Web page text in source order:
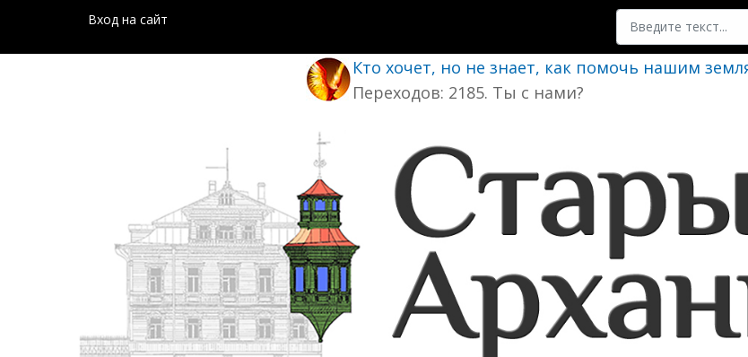
Вход на сайт Поиск
Кто хочет, но не знает, как помочь нашим
Переходов: 2185. Ты с нами?